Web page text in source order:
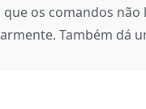
os comandos
Também dá